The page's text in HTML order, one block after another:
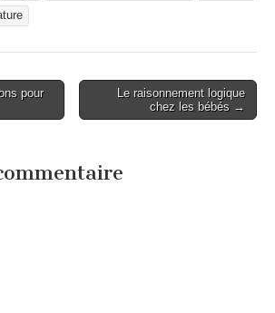
pour
Le raisonnement logique
chez les bébés →